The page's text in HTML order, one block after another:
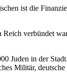
ist die
verbündet
Juden in der
Militär,